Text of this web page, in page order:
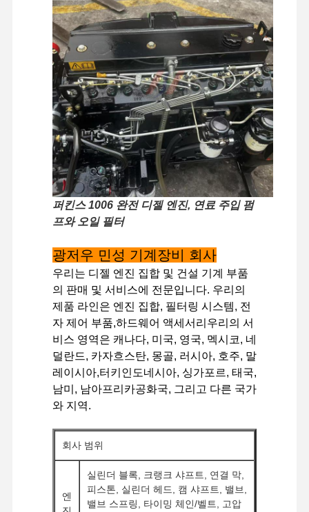
집 제품 VR 쇼
우리 에 관한
것
공장 투어 품질 관리 저희와 연락
사건
퍼킨스 엔진
얀마 엔진
이수즈 엔진
커민스 엔진
퍼킨스 1006 완전 디젤 엔진, 연료 주입 펌
프와 오일 필터
광저우 민성 기계장비 회사
우리는 디젤 엔진 집합 및 건설 기계 부품
의 판매 및 서비스에 전문입니다. 우리의
제품 라인은 엔진 집합, 필터링 시스템, 전
자 제어 부품,하드웨어 액세서리우리의 서
비스 영역은 캐나다, 미국, 영국, 멕시코, 네
덜란드, 카자흐스탄, 몽골, 러시아, 호주, 말
레이시아,터키인도네시아, 싱가포르, 태국,
남미, 남아프리카공화국, 그리고 다른 국가
와 지역.
회사 범위
엔
실린더 블록, 크랭크 샤프트, 연결 막,
피스톤, 실린더 헤드, 캠 샤프트, 밸브,
밸브 스프링, 타이밍 체인/벨트, 고압